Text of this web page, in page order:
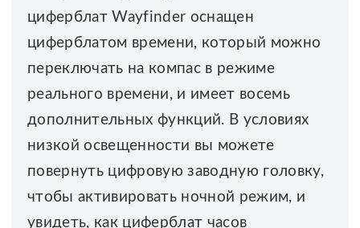
циферблат Wayfinder оснащен
циферблатом времени, который можно
переключать на компас в режиме
реального времени, и имеет восемь
дополнительных функций. В условиях
низкой освещенности вы можете
повернуть цифровую заводную головку,
чтобы активировать ночной режим, и
увидеть, как циферблат часов